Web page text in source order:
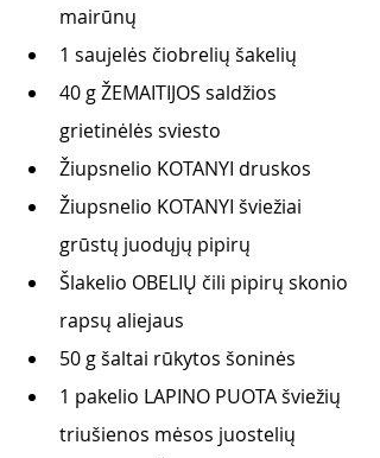
mairūnų
1 saujelės čiobrelių šakelių
40 g ŽEMAITIJOS saldžios
grietinėlės sviesto
Žiupsnelio KOTANYI druskos
Žiupsnelio KOTANYI šviežiai
grūstų juodųjų pipirų
Šlakelio OBELIŲ čili pipirų skonio
rapsų aliejaus
50 g šaltai rūkytos šoninės
1 pakelio LAPINO PUOTA šviežių
triušienos mėsos juostelių